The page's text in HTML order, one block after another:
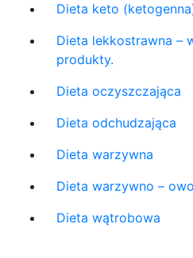
Dieta keto
Dieta lekkostrawna –
produkty.
Dieta oczyszczająca
Dieta odchudzająca
Dieta warzywna
Dieta warzywno –
Dieta wątrobowa